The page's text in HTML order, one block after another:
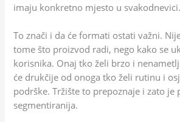
imaju konkretno mjesto u svakodnevici.
To znači i da će formati ostati važni.
tome što proizvod radi, nego kako se
korisnika. Onaj tko želi brzo i
će drukčije od onoga tko želi rutinu i
podrške. Tržište to prepoznaje i zato je
segmentiranija.